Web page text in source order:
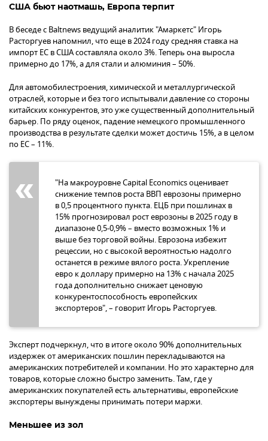
США бьют наотмашь, Европа терпит
В беседе с Baltnews ведущий аналитик "Амаркетс" Игорь
Расторгуев напомнил, что еще в 2024 году средняя ставка на
импорт ЕС в США составляла около 3%. Теперь она выросла
примерно до 17%, а для стали и алюминия – 50%.
Для автомобилестроения, химической и металлургической
отраслей, которые и без того испытывали давление со стороны
китайских конкурентов, это уже существенный дополнительный
барьер. По ряду оценок, падение немецкого промышленного
производства в результате сделки может достичь 15%, а в целом
по ЕС – 11%.
"На макроуровне Capital Economics оценивает
снижение темпов роста ВВП еврозоны примерно
в 0,5 процентного пункта. ЕЦБ при пошлинах в
15% прогнозировал рост еврозоны в 2025 году в
диапазоне 0,5-0,9% – вместо возможных 1% и
выше без торговой войны. Еврозона избежит
рецессии, но с высокой вероятностью надолго
останется в режиме вялого роста. Укрепление
евро к доллару примерно на 13% с начала 2025
года дополнительно снижает ценовую
конкурентоспособность европейских
экспортеров", – говорит Игорь Расторгуев.
Эксперт подчеркнул, что в итоге около 90% дополнительных
издержек от американских пошлин перекладываются на
американских потребителей и компании. Но это характерно для
товаров, которые сложно быстро заменить. Там, где у
американских покупателей есть альтернативы, европейские
экспортеры вынуждены принимать потери маржи.
Меньшее из зол